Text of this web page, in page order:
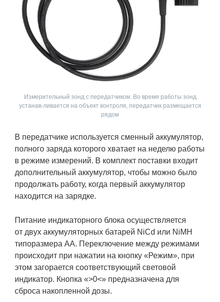
Измерительный зонд с передатчиком. Во время работы зонд
устанав-ливается на объект контроля, передатчик размещается
рядом
В передатчике используется сменный аккумулятор,
полного заряда которого хватает на неделю работы
в режиме измерений. В комплект поставки входит
дополнительный аккумулятор, чтобы можно было
продолжать работу, когда первый аккумулятор
находится на зарядке.
Питание индикаторного блока осуществляется
от двух аккумуляторных батарей NiCd или NiMH
типоразмера АА. Переключение между режимами
происходит при нажатии на кнопку «Режим», при
этом загорается соответствующий световой
индикатор. Кнопка «>0<» предназначена для
сброса накопленной дозы.